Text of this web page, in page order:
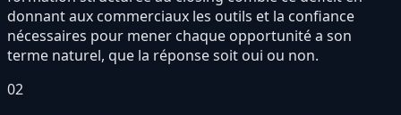
donnant aux commerciaux les outils et la confiance
nécessaires pour mener chaque opportunité a son
terme naturel, que la réponse soit oui ou non.
02